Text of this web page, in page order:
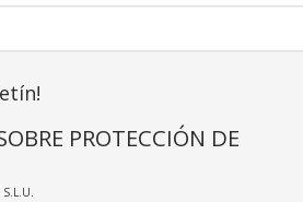
PROTECCIÓN DE